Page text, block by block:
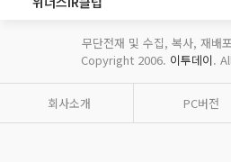
무단전재 및 수집, 복사, 재배
Copyright 2006. 이투데이.
회사소개 PC버전